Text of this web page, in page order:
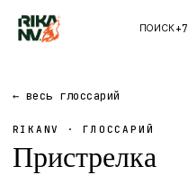
ПОИСК
Приложения
← весь глоссарий
RIKANV · ГЛОССАРИЙ
Пристрелка